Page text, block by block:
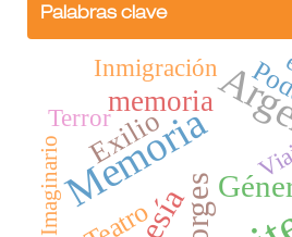
Palabras clave
Memoria
memoria
Exilio
Inmigración
Terror
Imaginario